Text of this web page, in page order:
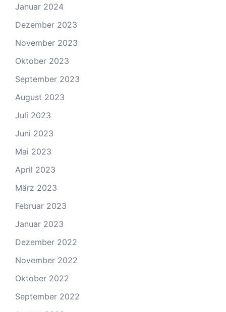
Januar 2024
Dezember 2023
November 2023
Oktober 2023
September 2023
August 2023
Juli 2023
Juni 2023
Mai 2023
April 2023
März 2023
Februar 2023
Januar 2023
Dezember 2022
November 2022
Oktober 2022
September 2022